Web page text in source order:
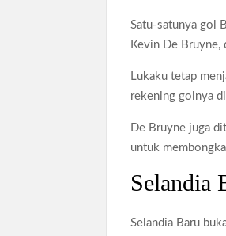
Satu-satunya gol
Kevin De Bruyne,
Lukaku tetap
rekening golnya di
De Bruyne juga
untuk
Selandia
Selandia Baru